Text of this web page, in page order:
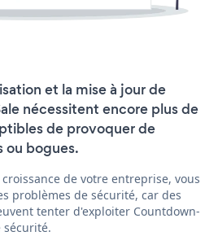
et la mise à jour de
nécessitent encore plus de
de provoquer de
ou bogues.
de votre entreprise, vous
problèmes de sécurité, car des
tenter d'exploiter Countdown-
sécurité.